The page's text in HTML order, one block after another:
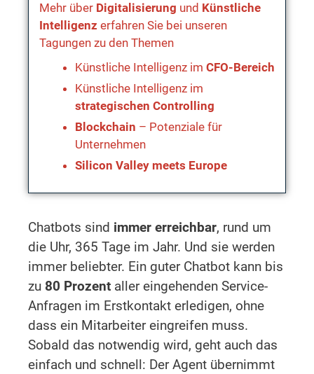
Mehr über Digitalisierung und Künstliche
Intelligenz erfahren Sie bei unseren
Tagungen zu den Themen
Künstliche Intelligenz im CFO-Bereich
Künstliche Intelligenz im
strategischen Controlling
Blockchain – Potenziale für
Unternehmen
Silicon Valley meets Europe
Chatbots sind immer erreichbar, rund um
die Uhr, 365 Tage im Jahr. Und sie werden
immer beliebter. Ein guter Chatbot kann bis
zu 80 Prozent aller eingehenden Service-
Anfragen im Erstkontakt erledigen, ohne
dass ein Mitarbeiter eingreifen muss.
Sobald das notwendig wird, geht auch das
einfach und schnell: Der Agent übernimmt